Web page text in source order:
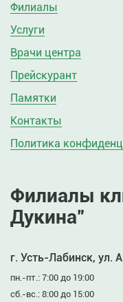
Филиалы
Услуги
Врачи центра
Прейскурант
Памятки
Контакты
Политика
Филиалы
Дукина”
г. Усть-Лабинск, ул.
пн.-пт.: 7:00 до 19:00
сб.-вс.: 8:00 до 15:00